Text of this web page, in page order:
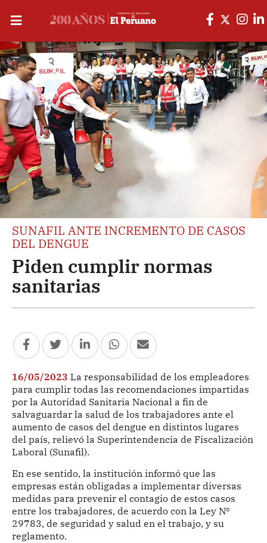
SUNAFIL ANTE INCREMENTO DE CASOS
DEL DENGUE
Piden cumplir normas
sanitarias
16/05/2023 La responsabilidad de los empleadores
para cumplir todas las recomendaciones impartidas
por la Autoridad Sanitaria Nacional a fin de
salvaguardar la salud de los trabajadores ante el
aumento de casos del dengue en distintos lugares
del país, relievó la Superintendencia de Fiscalización
Laboral (Sunafil).
En ese sentido, la institución informó que las
empresas están obligadas a implementar diversas
medidas para prevenir el contagio de estos casos
entre los trabajadores, de acuerdo con la Ley Nº
29783, de seguridad y salud en el trabajo, y su
reglamento.